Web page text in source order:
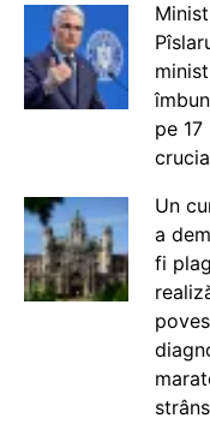
pe
Un
a
fi